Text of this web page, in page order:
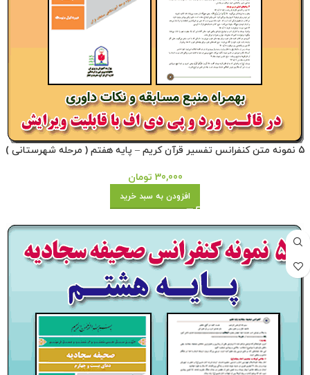
5 نمونه متن کنفرانس تفسیر قرآن کریم – پایه هفتم ( مرحله شهرستانی )
30,000 تومان
افزودن به سبد خرید